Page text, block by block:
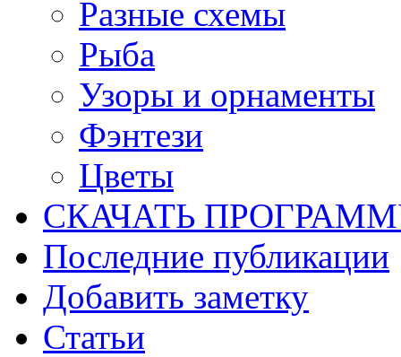
Разные схемы
Рыба
Узоры и орнаменты
Фэнтези
Цветы
СКАЧАТЬ
Последние публикации
Добавить заметку
Статьи